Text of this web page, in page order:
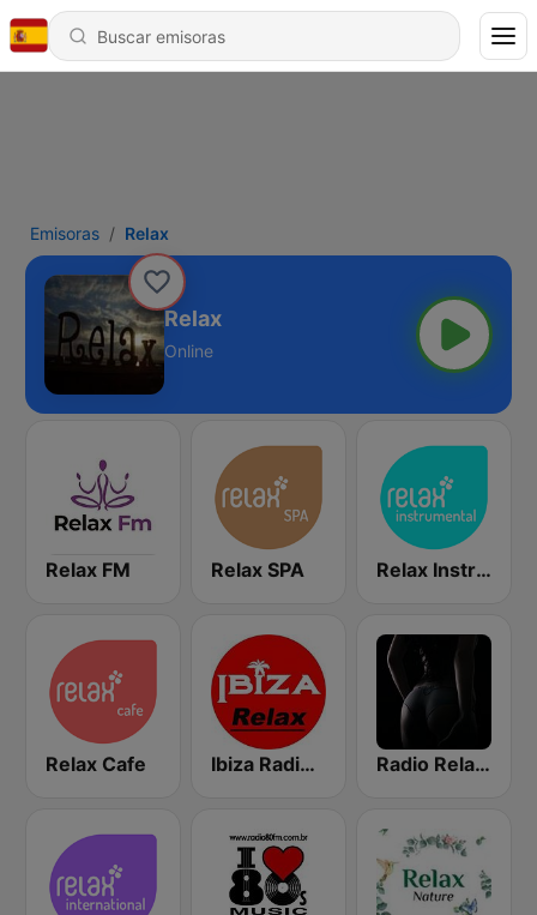
Emisoras Relax
Relax
Online
Relax FM Relax SPA Relax Instrumental
Relax Cafe Ibiza Radios - Relax Radio Relax Sensual